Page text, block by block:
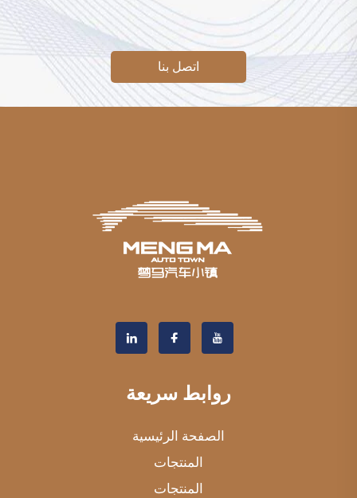
اتصل بنا
روابط سريعة
الصفحة الرئيسية
المنتجات
المنتجات